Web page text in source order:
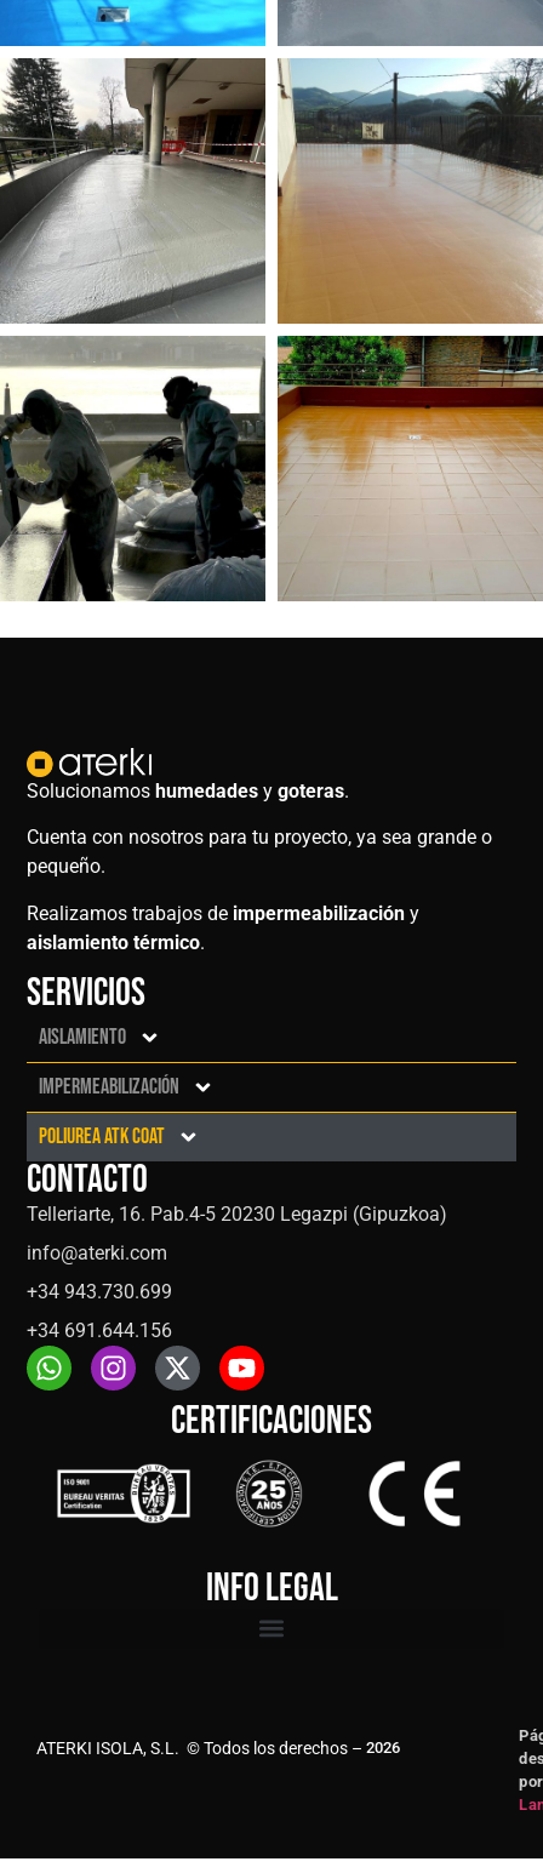
Solucionamoshumedades ygoteras.
Cuenta con nosotros para tu proyecto, ya sea grande o
pequeño.
Realizamos trabajos de impermeabilización y
aislamiento térmico.
Servicios
Aislamiento
Impermeabilización
Poliurea ATK Coat
Contacto
Telleriarte, 16. Pab.4-5 20230 Legazpi (Gipuzkoa)
info@aterki.com
+34 943.730.699
+34 691.644.156
Certificaciones
Info legal
ATERKI ISOLA, S.L. © Todos los derechos – 2026
por